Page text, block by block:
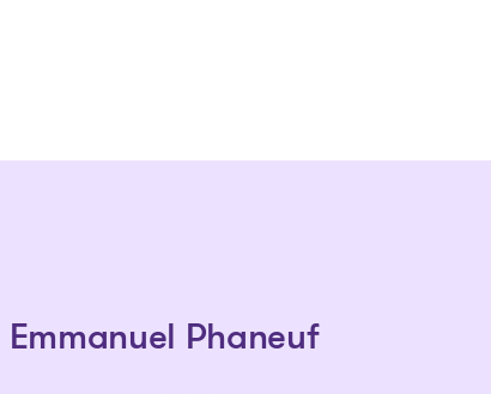
Emmanuel Phaneuf